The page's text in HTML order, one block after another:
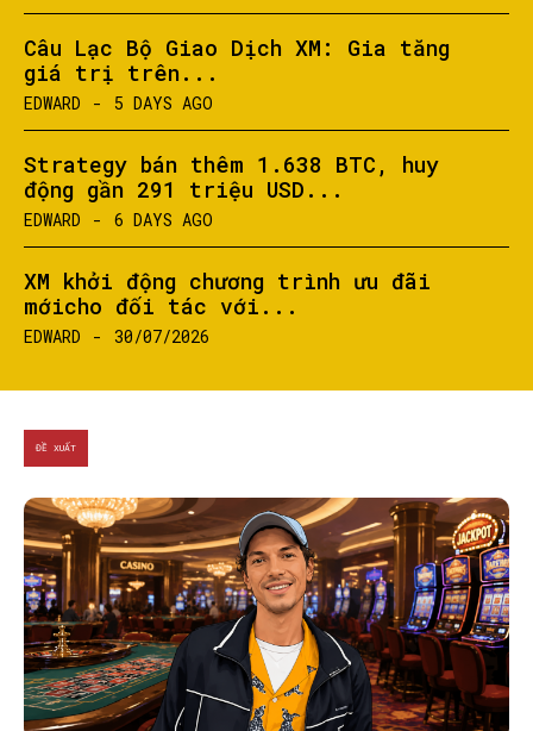
Câu Lạc Bộ Giao Dịch XM: Gia tăng
giá trị trên...
EDWARD - 5 DAYS AGO
Strategy bán thêm 1.638 BTC, huy
động gần 291 triệu USD...
EDWARD - 6 DAYS AGO
XM khởi động chương trình ưu đãi
mớicho đối tác với...
EDWARD - 30/07/2026
ĐỀ XUẤT